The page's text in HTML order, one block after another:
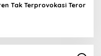
Tak Terprovokasi Teror